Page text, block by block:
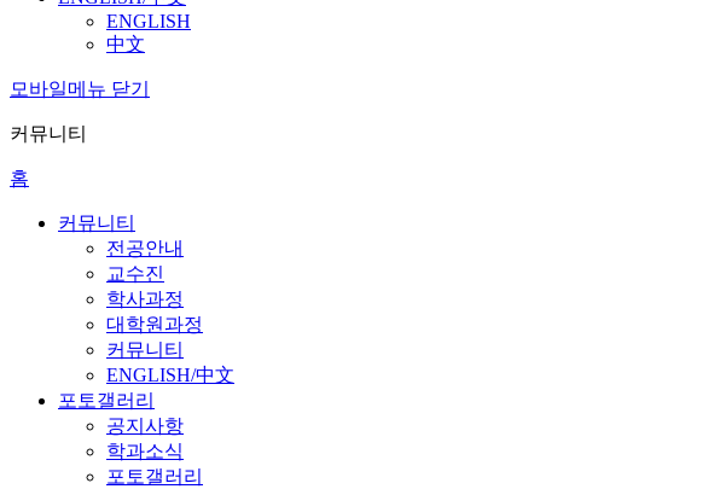
ENGLISH
中文
모바일메뉴 닫기
커뮤니티
홈
커뮤니티
전공안내
교수진
학사과정
대학원과정
커뮤니티
ENGLISH/中文
포토갤러리
공지사항
학과소식
포토갤러리